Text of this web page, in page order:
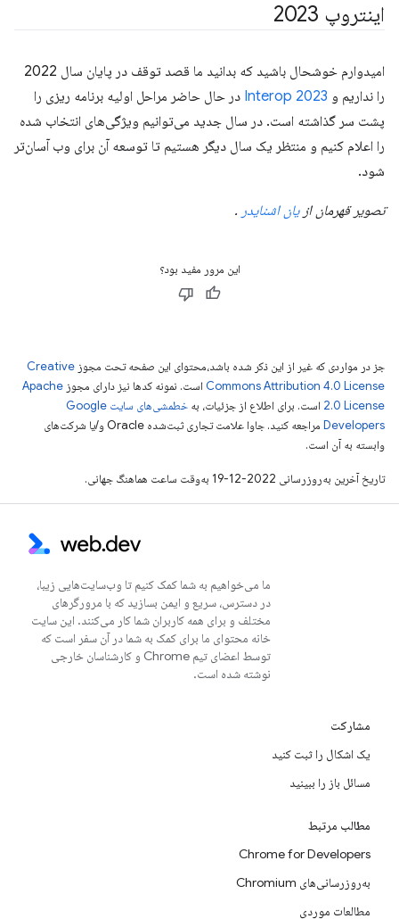
اینتروپ 2023
امیدوارم خوشحال باشید که بدانید ما قصد توقف در پایان سال 2022
را نداریم و Interop 2023 در حال حاضر مراحل اولیه برنامه ریزی را
پشت سر گذاشته است. در سال جدید می‌توانیم ویژگی‌های انتخاب شده
را اعلام کنیم و منتظر یک سال دیگر هستیم تا توسعه آن برای وب آسان‌تر
شود.
تصویر قهرمان ازیان اشنایدر .
این مرور مفید بود؟
جز در مواردی که غیر از این ذکر شده باشد،‌محتوای این صفحه تحت مجوز Creative
Commons Attribution 4.0 License است. نمونه کدها نیز دارای مجوز Apache
2.0 License است. برای اطلاع از جزئیات، به
خطمشی‌های سایت Google
Developers‏
مراجعه کنید. جاوا علامت تجاری ثبت‌شده Oracle و/یا شرکت‌های
وابسته به آن است.
تاریخ آخرین به‌روزرسانی 2022-12-19 به‌وقت ساعت هماهنگ جهانی.
ما می‌خواهیم به شما کمک کنیم تا وب‌سایت‌هایی زیبا،
در دسترس، سریع و ایمن بسازید که با مرورگرهای
مختلف و برای همه کاربران شما کار می‌کنند. این سایت
خانه محتوای ما برای کمک به شما در آن سفر است که
توسط اعضای تیم Chrome و کارشناسان خارجی
نوشته شده است.
مشارکت
یک اشکال را ثبت کنید
مسائل باز را ببینید
مطالب مرتبط
Chrome for Developers
به‌روزرسانی‌های Chromium
مطالعات موردی